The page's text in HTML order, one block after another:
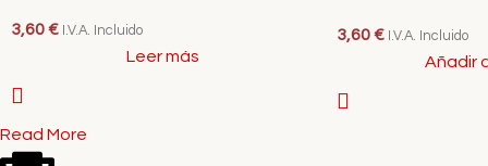
3,60€ I.V.A. Incluido
Leer más
3,60€ I.V.A. Incluido
Añadir
Read More